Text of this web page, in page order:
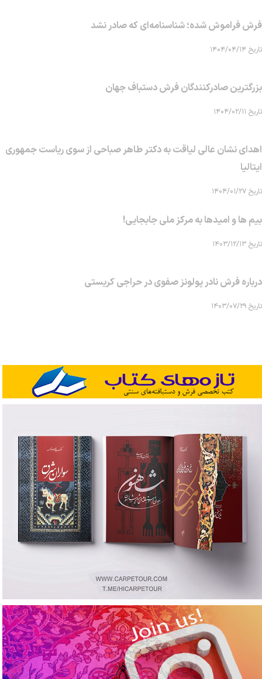
فرش فراموش شده؛ شناسنامه‌ای که صادر نشد
تاریخ ۱۴۰۴/۰۴/۱۴
بزرگترین صادرکنندگان فرش دستباف جهان
تاریخ ۱۴۰۴/۰۲/۱۱
اهدای نشان عالی لیاقت به دکتر طاهر صباحی از سوی ریاست جمهوری
ایتالیا
تاریخ ۱۴۰۴/۰۱/۲۷
بیم ها و امیدها به مرکز ملی جابجایی!
تاریخ ۱۴۰۳/۱۲/۱۳
درباره فرش نادر پولونز صفوی در حراجی کریستی
تاریخ ۱۴۰۳/۰۷/۲۹